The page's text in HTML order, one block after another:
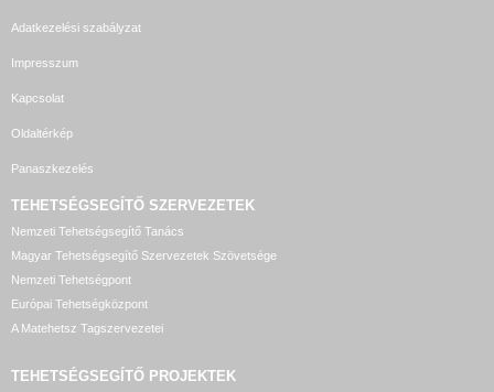
Adatkezelési szabályzat
Impresszum
Kapcsolat
Oldaltérkép
Panaszkezelés
TEHETSÉGSEGÍTŐ SZERVEZETEK
Nemzeti Tehetségsegítő Tanács
Magyar Tehetségsegítő Szervezetek Szövetsége
Nemzeti Tehetségpont
Európai Tehetségközpont
A Matehetsz Tagszervezetei
TEHETSÉGSEGÍTŐ PROJEKTEK